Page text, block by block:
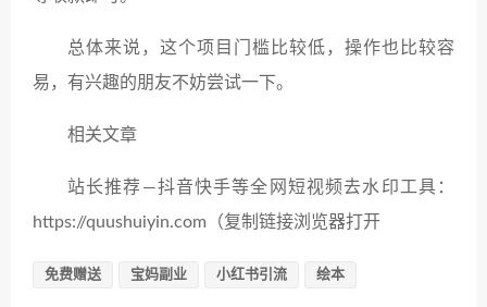
总体来说，这个项目门槛比较低，操作也比较容
易，有兴趣的朋友不妨尝试一下。
相关文章
站长推荐—抖音快手等全网短视频去水印工具：
https://quushuiyin.com（复制链接浏览器打开
免费赠送 宝妈副业 小红书引流 绘本